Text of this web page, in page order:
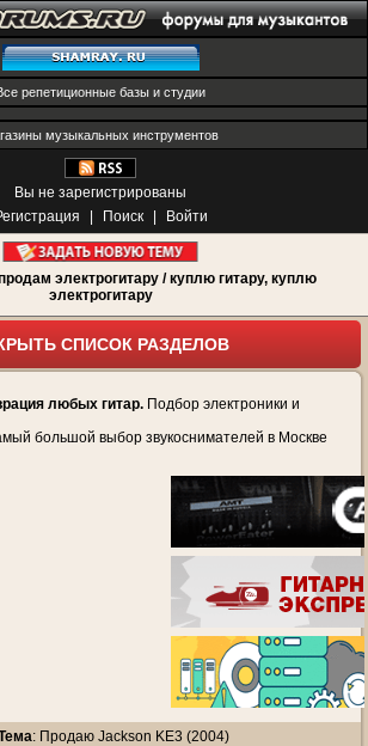
репетиционные базы и студии
музыкальных инструментов
Вы не зарегистрированы
Поиск Войти
электрогитару / куплю гитару, куплю
электрогитару
СПИСОК РАЗДЕЛОВ
любых гитар. Подбор электроники и
большой выбор звукоснимателей в Москве
: Продаю Jackson KE3 (2004)